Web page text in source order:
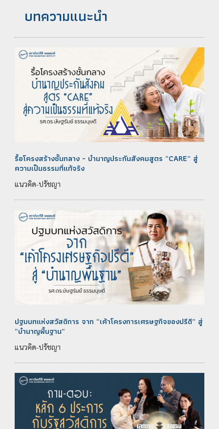
บทความแนะนำ
รื้อโครงสร้างชั้นกลาง - บำนาญประกันสังคมสูตร “CARE” สู่
ความเป็นธรรมที่แท้จริง
แนวคิด-ปรัชญา
ปฐมบทแห่งสวัสดิการ จาก “เค้าโครงการเศรษฐกิจของปรีดี” สู่
“บำนาญพื้นฐาน”
แนวคิด-ปรัชญา